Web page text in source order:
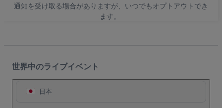
通知を受け取る場合がありますが、いつでもオプトアウトでき
ます。
世界中のライブイベント
日本